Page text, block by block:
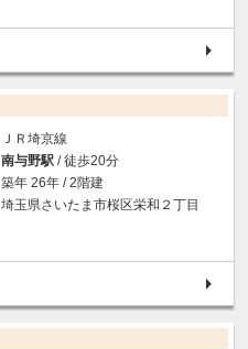
ＪＲ埼京線
南与野駅 / 徒歩20分
築年 26年 / 2階建
埼玉県さいたま市桜区栄和２丁目